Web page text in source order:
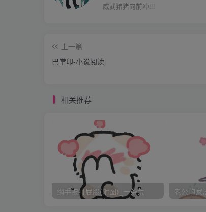
185公分，体重估计在100公斤吧，他
八个人都不作声，直到傍晚，我正在
有人请客自然没有不去的道理。
学校的门口就是一家叫“红房子”的小餐
等八个人喝的东倒西歪的回到宿舍的
逛街吧。为了以后的故事进行只好再次
都掉了下来，因为百家姓里没有这个姓
者，爱情的杀手。我的上铺叫宋峰，我
个男人为啥用了一个女性的名字，我的
威武猪猪向前冲!!!
上一篇
巴掌印-小说阅读
相关推荐
纲手被打屁股(附图)_一条荒 老公的家